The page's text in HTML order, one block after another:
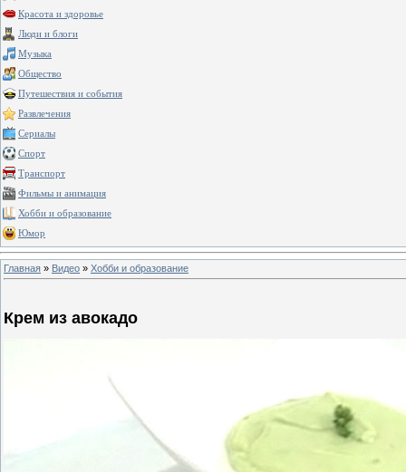
Красота и здоровье
Люди и блоги
Музыка
Общество
Путешествия и события
Развлечения
Сериалы
Спорт
Транспорт
Фильмы и анимация
Хобби и образование
Юмор
Главная » Видео » Хобби и образование
Крем из авокадо